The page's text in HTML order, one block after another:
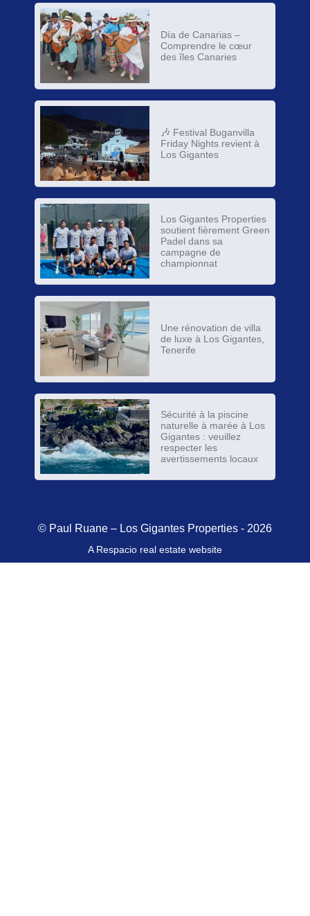
Día de Canarias –
Comprendre le cœur
des îles Canaries
🎶 Festival Buganvilla
Friday Nights revient à
Los Gigantes
Los Gigantes Properties
soutient fièrement Green
Padel dans sa
campagne de
championnat
Une rénovation de villa
de luxe à Los Gigantes,
Tenerife
Sécurité à la piscine
naturelle à marée à Los
Gigantes : veuillez
respecter les
avertissements locaux
© Paul Ruane – Los Gigantes Properties - 2026
A Respacio real estate website